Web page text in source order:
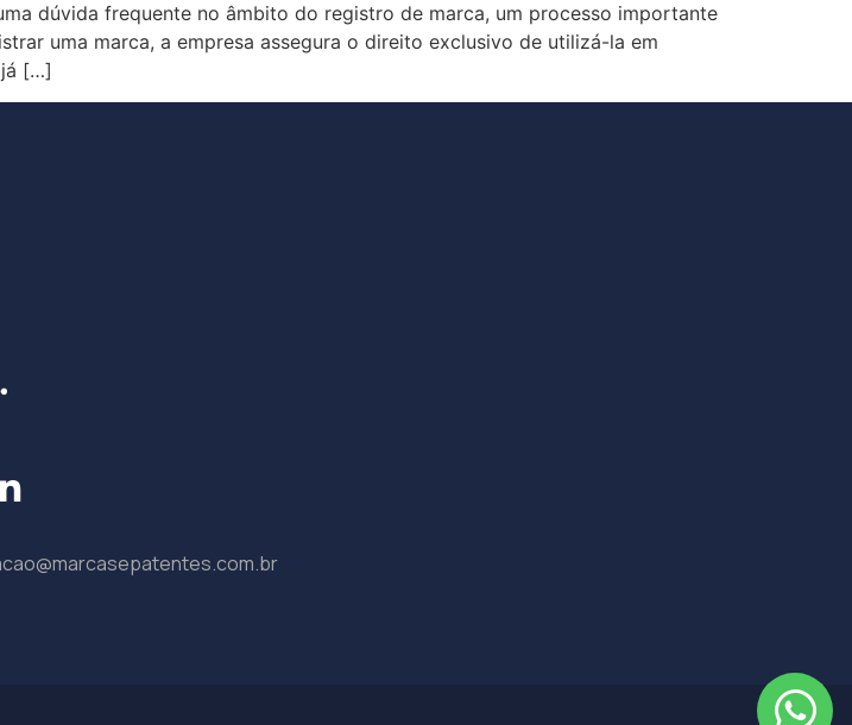
dúvida frequente no âmbito do registro de marca, um processo importante
uma marca, a empresa assegura o direito exclusivo de utilizá-la em
já […]